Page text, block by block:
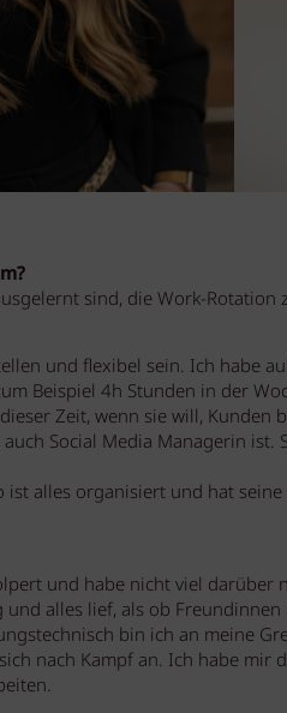
sind, die Work-Rotation
und flexibel sein. Ich habe
Beispiel 4h Stunden in der
Zeit, wenn sie will, Kunden
Social Media Managerin ist.
alles organisiert und hat seine
und habe nicht viel darüber
alles lief, als ob
bin ich an meine
nach Kampf an. Ich habe mir